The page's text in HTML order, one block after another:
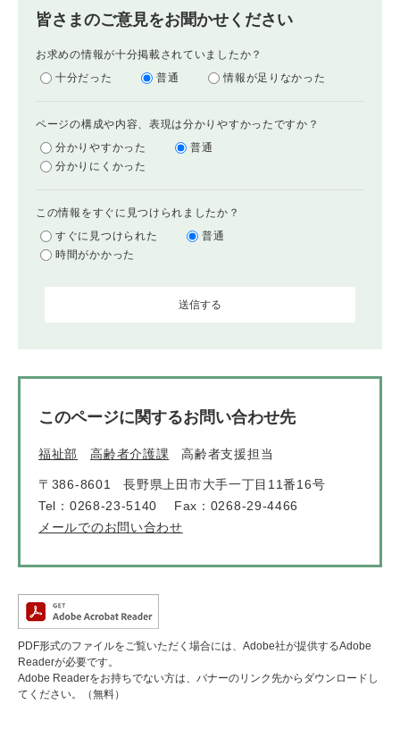
皆さまのご意見をお聞かせください
お求めの情報が十分掲載されていましたか？
十分だった
普通 情報が足りなかった
ページの構成や内容、表現は分かりやすかったですか？
分かりやすかった
普通
分かりにくかった
この情報をすぐに見つけられましたか？
すぐに見つけられた
普通
時間がかかった
このページに関するお問い合わせ先
福祉部 高齢者介護課 高齢者支援担当
〒386-8601
長野県上田市大手一丁目11番16号
Tel：0268-23-5140
Fax：0268-29-4466
メールでのお問い合わせ
PDF形式のファイルをご覧いただく場合には、Adobe社が提供するAdobe
Readerが必要です。
Adobe Readerをお持ちでない方は、バナーのリンク先からダウンロードし
てください。（無料）